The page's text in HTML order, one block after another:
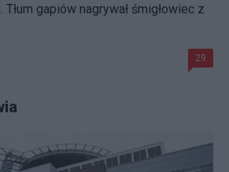
gapiów nagrywał śmigłowiec z
29